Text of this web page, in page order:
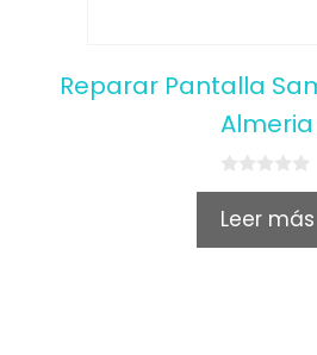
Reparar Pantalla
Almeria
0
u
Leer más